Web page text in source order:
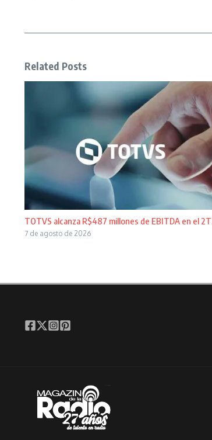
Related Posts
TOTVS alcanza R$487 millones de EBITDA en el
7 de agosto de 2026